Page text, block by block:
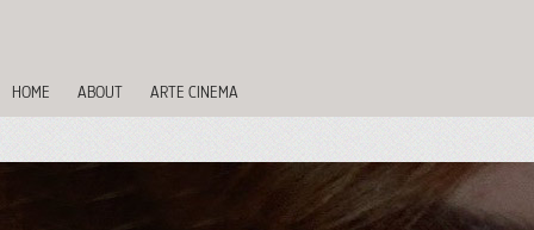
HOME ABOUT ARTE CINEMA